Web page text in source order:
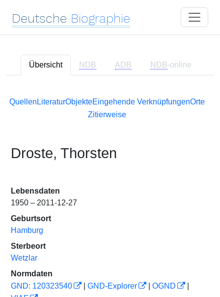
Deutsche Biographie
Übersicht NDB ADB NDB-online
Quellen LiteraturObjekteEingehende VerknüpfungenOrte
Zitierweise
Droste, Thorsten
Lebensdaten
1950 – 2011-12-27
Geburtsort
Hamburg
Sterbeort
Wetzlar
Normdaten
GND: 120323540
GND-Explorer OGND